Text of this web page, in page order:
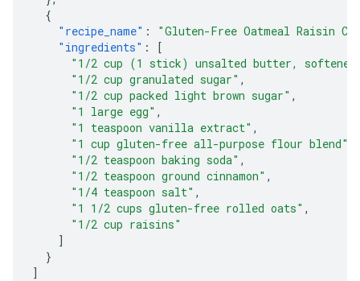
{
"recipe_name" :
"Gluten-Free Oatmeal Raisin
"ingredients" :
[
"1/2 cup (1 stick) unsalted butter,
"1/2 cup granulated sugar" ,
"1/2 cup packed light brown sugar" ,
"1 large egg" ,
"1 teaspoon vanilla extract" ,
"1 cup gluten-free all-purpose flour blend"
"1/2 teaspoon baking soda" ,
"1/2 teaspoon ground cinnamon" ,
"1/4 teaspoon salt" ,
"1 1/2 cups gluten-free rolled oats" ,
"1/2 cup raisins"
]
}
]